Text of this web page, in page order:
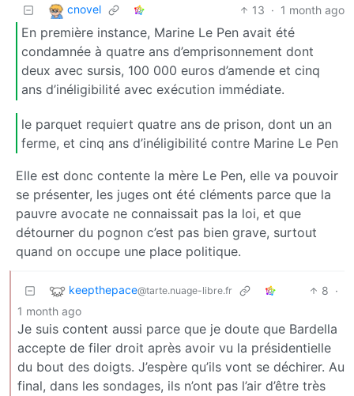
cnovel 13 · 1 month ago
En première instance, Marine Le Pen avait été
condamnée à quatre ans d’emprisonnement dont
deux avec sursis, 100 000 euros d’amende et cinq
ans d’inéligibilité avec exécution immédiate.
le parquet requiert quatre ans de prison, dont un an
ferme, et cinq ans d’inéligibilité contre Marine Le Pen
Elle est donc contente la mère Le Pen, elle va pouvoir
se présenter, les juges ont été cléments parce que la
pauvre avocate ne connaissait pas la loi, et que
détourner du pognon c’est pas bien grave, surtout
quand on occupe une place politique.
keepthepace@tarte.nuage-libre.fr 8 ·
1 month ago
Je suis content aussi parce que je doute que Bardella
accepte de filer droit après avoir vu la présidentielle
du bout des doigts. J’espère qu’ils vont se déchirer. Au
final, dans les sondages, ils n’ont pas l’air d’être très